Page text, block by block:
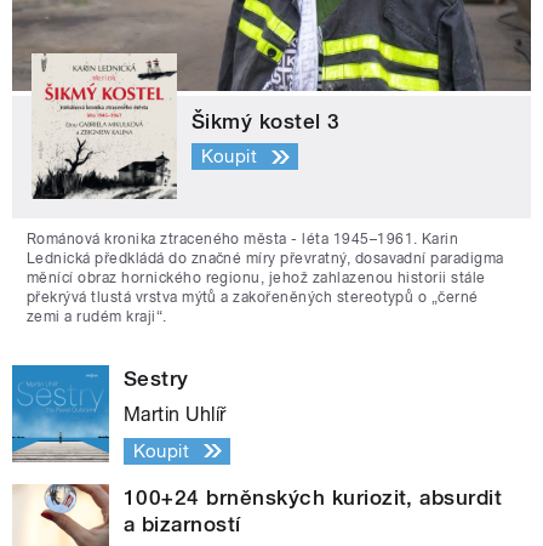
Šikmý kostel 3
Koupit
Románová kronika ztraceného města - léta 1945–1961. Karin
Lednická předkládá do značné míry převratný, dosavadní paradigma
měnící obraz hornického regionu, jehož zahlazenou historii stále
překrývá tlustá vrstva mýtů a zakořeněných stereotypů o „černé
zemi a rudém kraji“.
Sestry
Martin Uhlíř
Koupit
100+24 brněnských kuriozit, absurdit
a bizarností